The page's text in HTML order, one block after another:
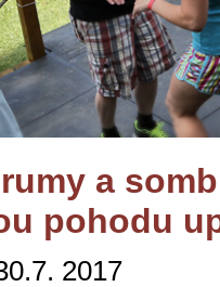
a
pohodu
2017